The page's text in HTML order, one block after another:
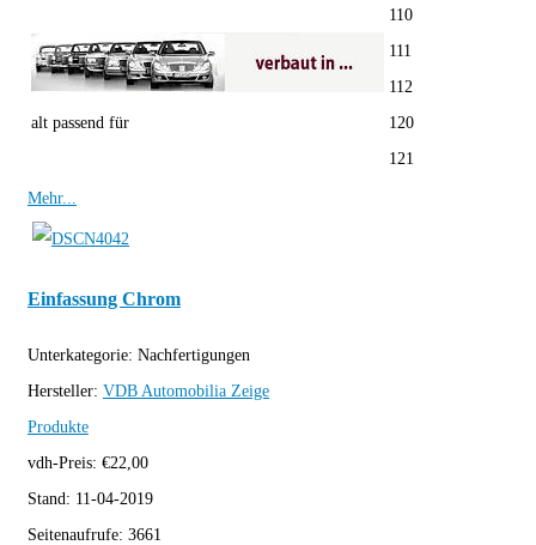
alt passend für
110
111
112
120
121
Mehr...
Einfassung Chrom
Unterkategorie: Nachfertigungen
Hersteller: VDB Automobilia Zeige
Produkte
vdh-Preis: €22,00
Stand: 11-04-2019
Seitenaufrufe: 3661